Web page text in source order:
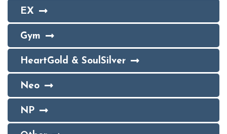
EX
Gym
HeartGold & SoulSilver
Neo
NP